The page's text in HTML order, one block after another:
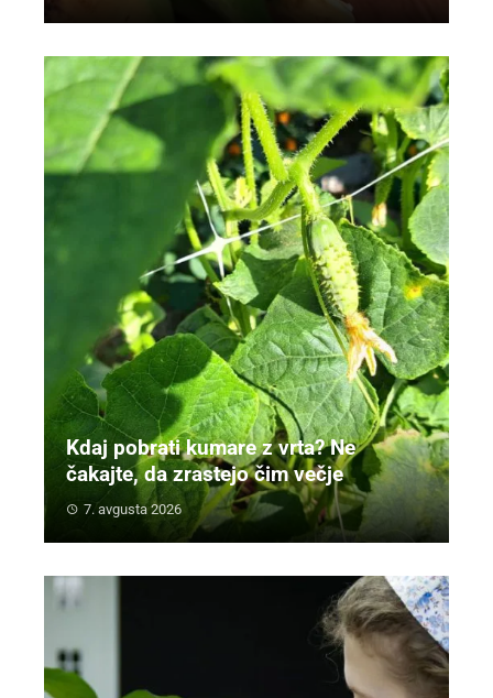
Kdaj pobrati kumare z vrta? Ne
čakajte, da zrastejo čim večje
7. avgusta 2026